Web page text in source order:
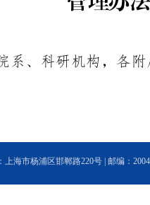
上海市杨浦区邯郸路220号 | 邮编：